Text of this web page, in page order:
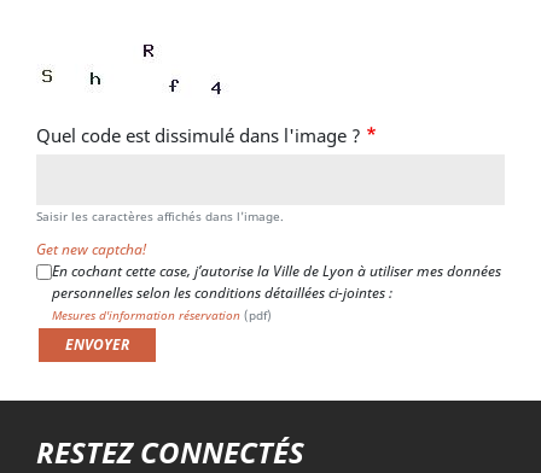
Quel code est dissimulé dans l'image ?
Saisir les caractères affichés dans l'image.
Get new captcha!
En cochant cette case, j’autorise la Ville de Lyon à utiliser mes données
personnelles selon les conditions détaillées ci-jointes :
Mesures d'information réservation(pdf)
RESTEZ CONNECTÉS